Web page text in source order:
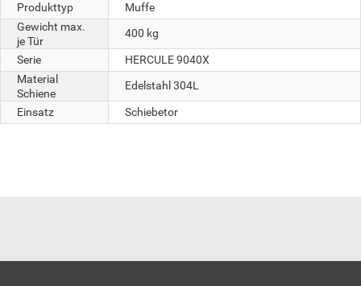
Produkttyp
Muffe
Gewicht max.
je Tür
400 kg
Serie
HERCULE 9040X
Material
Schiene
Edelstahl 304L
Einsatz Schiebetor